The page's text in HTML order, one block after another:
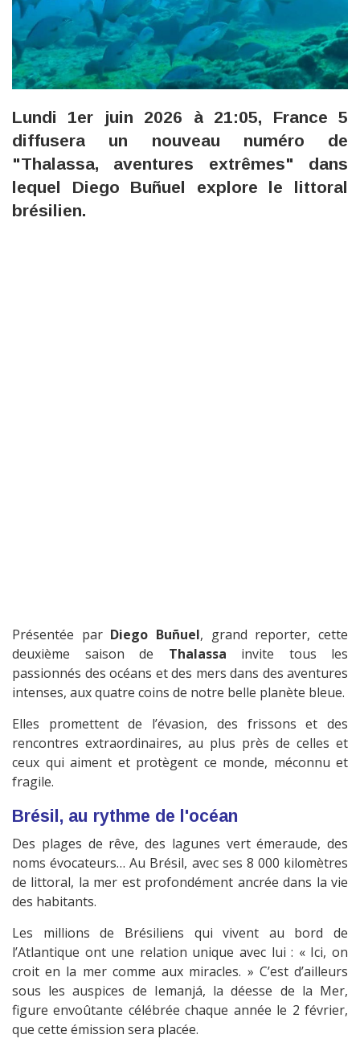
Lundi 1er juin 2026 à 21:05, France 5
diffusera un nouveau numéro de
"Thalassa, aventures extrêmes" dans
lequel Diego Buñuel explore le littoral
brésilien.
Présentée par Diego Buñuel, grand reporter, cette
deuxième saison de Thalassa invite tous les
passionnés des océans et des mers dans des aventures
intenses, aux quatre coins de notre belle planète bleue.
Elles promettent de l’évasion, des frissons et des
rencontres extraordinaires, au plus près de celles et
ceux qui aiment et protègent ce monde, méconnu et
fragile.
Brésil, au rythme de l'océan
Des plages de rêve, des lagunes vert émeraude, des
noms évocateurs… Au Brésil, avec ses 8 000 kilomètres
de littoral, la mer est profondément ancrée dans la vie
des habitants.
Les millions de Brésiliens qui vivent au bord de
l’Atlantique ont une relation unique avec lui : « Ici, on
croit en la mer comme aux miracles. » C’est d’ailleurs
sous les auspices de Iemanjá, la déesse de la Mer,
figure envoûtante célébrée chaque année le 2 février,
que cette émission sera placée.